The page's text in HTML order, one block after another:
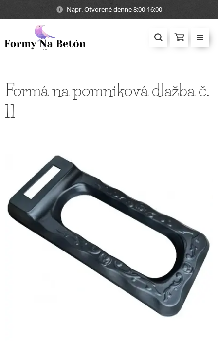
Napr. Otvorené denne 8:00-16:00
Formá na pomniková dlažba č.
11